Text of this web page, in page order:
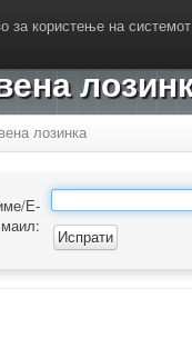
за користење на
лозинка
Е-
маил: